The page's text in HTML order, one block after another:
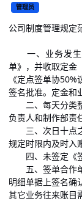
管理员
公司制度管理规定
一、业务发生
单》，并收取定金
《定点签单协
签名批准。定金和
二、每天分类整
负责人和制作部责
三、次日十点之
规定时限内及时入
四、未签定《签
五、签单合作单
明细单据上签名确
其它业务往来账目